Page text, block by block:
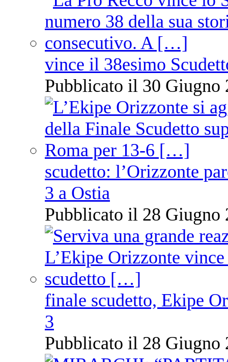
vince il 38esimo
Pubblicato il 30 Giugno
scudetto: l’Orizzonte
3 a Ostia
Pubblicato il 28 Giugno
finale scudetto, Ekipe
3
Pubblicato il 28 Giugno